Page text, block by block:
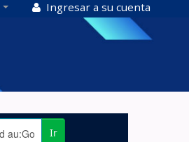
Ingresar a su cuenta
Ir